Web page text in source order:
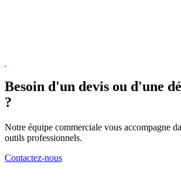
Besoin d'un devis ou d'une
?
Notre équipe commerciale vous accompagne
outils professionnels.
Contactez-nous